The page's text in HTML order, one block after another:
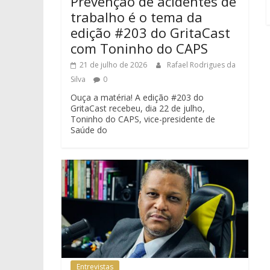
trabalho é o tema da
edição #203 do GritaCast
com Toninho do CAPS
21 de julho de 2026
Rafael Rodrigues da
Silva
0
Ouça a matéria! A edição #203 do
GritaCast recebeu, dia 22 de julho,
Toninho do CAPS, vice-presidente de
Saúde do
Entrevistas